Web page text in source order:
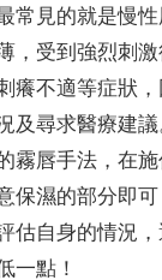
常見的就是慢性
，受到強烈刺
癢不適等症狀
及尋求醫療建議
霧唇手法，在
保濕的部分即
估自身的情況
一點！